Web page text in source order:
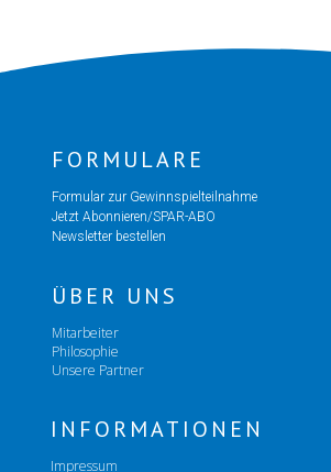
FORMULARE
Formular zur Gewinnspielteilnahme
Jetzt Abonnieren/SPAR-ABO
Newsletter bestellen
ÜBER UNS
Mitarbeiter
Philosophie
Unsere Partner
INFORMATIONEN
Impressum